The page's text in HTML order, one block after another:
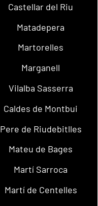
Castellar del Riu
Matadepera
Martorelles
Marganell
Vilalba Sasserra
Caldes de Montbui
Pere de Riudebitlles
Mateu de Bages
Martí Sarroca
Martí de Centelles